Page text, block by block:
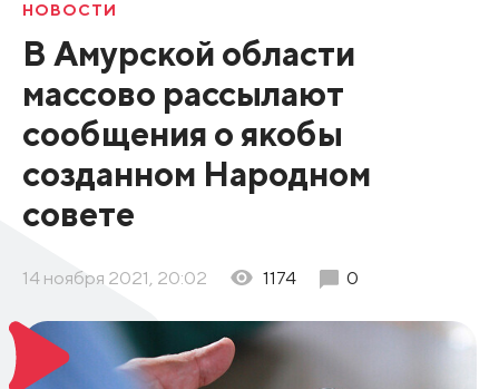
НОВОСТИ
В Амурской области
массово рассылают
сообщения о якобы
созданном Народном
совете
14 ноября 2021, 20:02 1174 0